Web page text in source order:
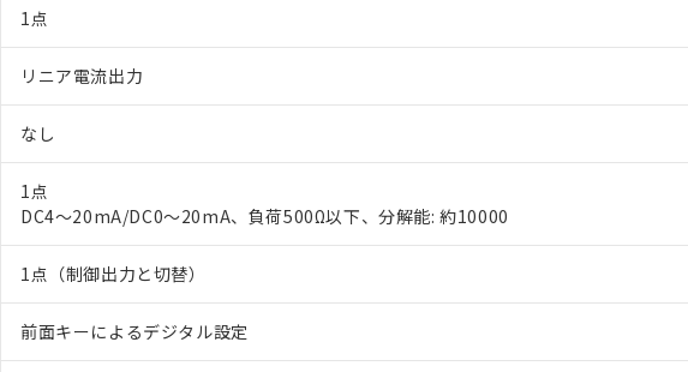
1点
リニア電流出力
なし
1点
DC4～20mA/DC0～20mA、負荷500Ω以下、分解能: 約10000
1点（制御出力と切替）
前面キーによるデジタル設定
※1 対応状況